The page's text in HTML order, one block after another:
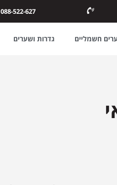
088-522-627
חשמליים גדרות ושערים